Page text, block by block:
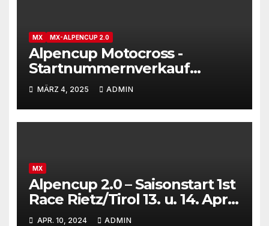
MX MX-ALPENCUP 2.0
Alpencup Motocross -
Startnummernverkauf
gestartet
MÄRZ 4, 2025 ADMIN
MX
Alpencup 2.0 – Saisonstart 1st
Race Rietz/Tirol 13. u. 14. April
2024
APR. 10, 2024 ADMIN